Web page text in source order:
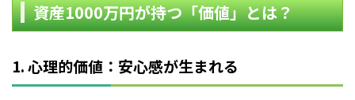
資産1000万円が持つ「価値」とは？
1. 心理的価値：安心感が生まれる